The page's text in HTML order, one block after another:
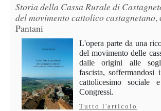
Storia della Cassa Rurale di
del movimento cattolico castagnetano,
Pantani
L'opera parte da una
del movimento delle
dalle origini alle
fascista, soffermandosi
cattolicesimo sociale
Congressi.
Tutto l'articolo